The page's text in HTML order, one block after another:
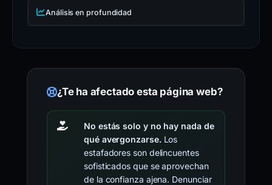
Análisis en profundidad
¿Te ha afectado esta página web?
No estás solo y no hay nada de
qué avergonzarse.Los
estafadores son delincuentes
sofisticados que se aprovechan
de la confianza ajena. Denunciar